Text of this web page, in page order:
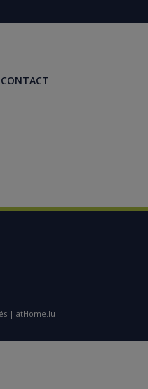
CONTACT
| atHome.lu